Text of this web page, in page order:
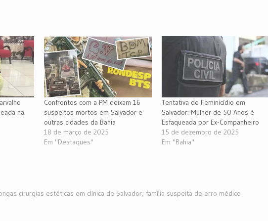
na
Confrontos com a PM deixam 16
suspeitos mortos em Salvador e
outras cidades da Bahia
18 de março de 2025
Em "Destaques"
Tentativa de Feminicídio em
Salvador: Mulher de 50 Anos é
Esfaqueada por Ex-Companheiro
15 de dezembro de 2025
Em "Bahia"
cirurgias estéticas em clínica de Salvador; família suspeita de erro médico